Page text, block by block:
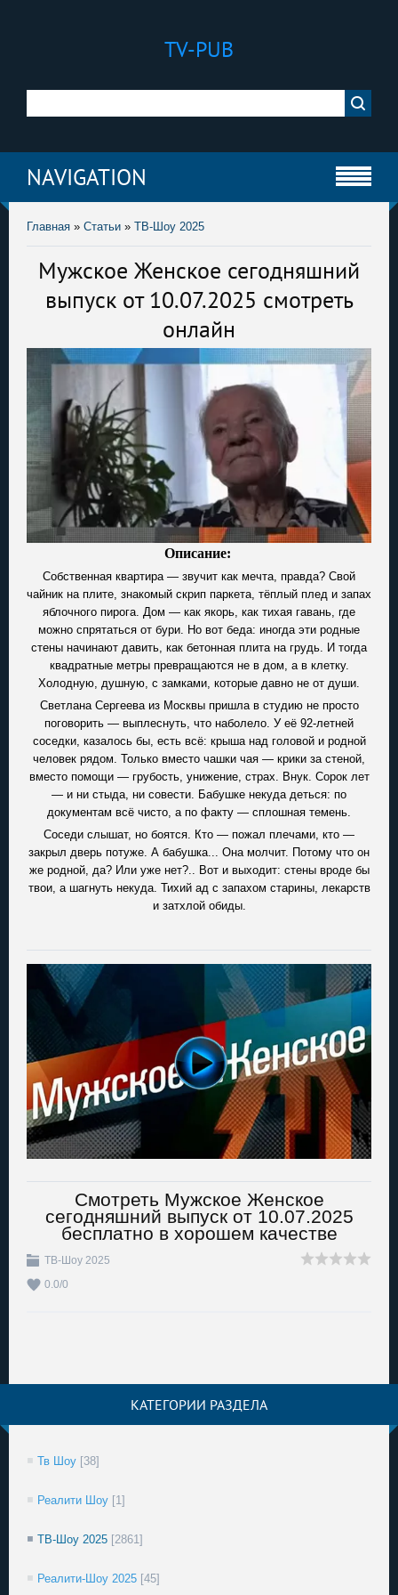
TV-PUB
NAVIGATION
Главная » Статьи » ТВ-Шоу 2025
Мужское Женское сегодняшний
выпуск от 10.07.2025 смотреть
онлайн
Описание:
Собственная квартира — звучит как мечта, правда? Свой
чайник на плите, знакомый скрип паркета, тёплый плед и запах
яблочного пирога. Дом — как якорь, как тихая гавань, где
можно спрятаться от бури. Но вот беда: иногда эти родные
стены начинают давить, как бетонная плита на грудь. И тогда
квадратные метры превращаются не в дом, а в клетку.
Холодную, душную, с замками, которые давно не от души.
Светлана Сергеева из Москвы пришла в студию не просто
поговорить — выплеснуть, что наболело. У её 92-летней
соседки, казалось бы, есть всё: крыша над головой и родной
человек рядом. Только вместо чашки чая — крики за стеной,
вместо помощи — грубость, унижение, страх. Внук. Сорок лет
— и ни стыда, ни совести. Бабушке некуда деться: по
документам всё чисто, а по факту — сплошная темень.
Соседи слышат, но боятся. Кто — пожал плечами, кто —
закрыл дверь потуже. А бабушка... Она молчит. Потому что он
же родной, да? Или уже нет?.. Вот и выходит: стены вроде бы
твои, а шагнуть некуда. Тихий ад с запахом старины, лекарств
и затхлой обиды.
Смотреть Мужское Женское
сегодняшний выпуск от 10.07.2025
бесплатно в хорошем качестве
ТВ-Шоу 2025
0.0/0
КАТЕГОРИИ РАЗДЕЛА
Тв Шоу [38]
Реалити Шоу [1]
ТВ-Шоу 2025 [2861]
Реалити-Шоу 2025 [45]